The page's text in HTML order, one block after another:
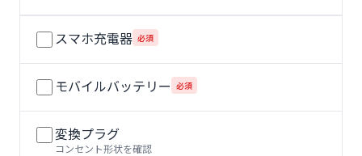
スマホ充電器 必須
モバイルバッテリー 必須
変換プラグ
コンセント形状を確認